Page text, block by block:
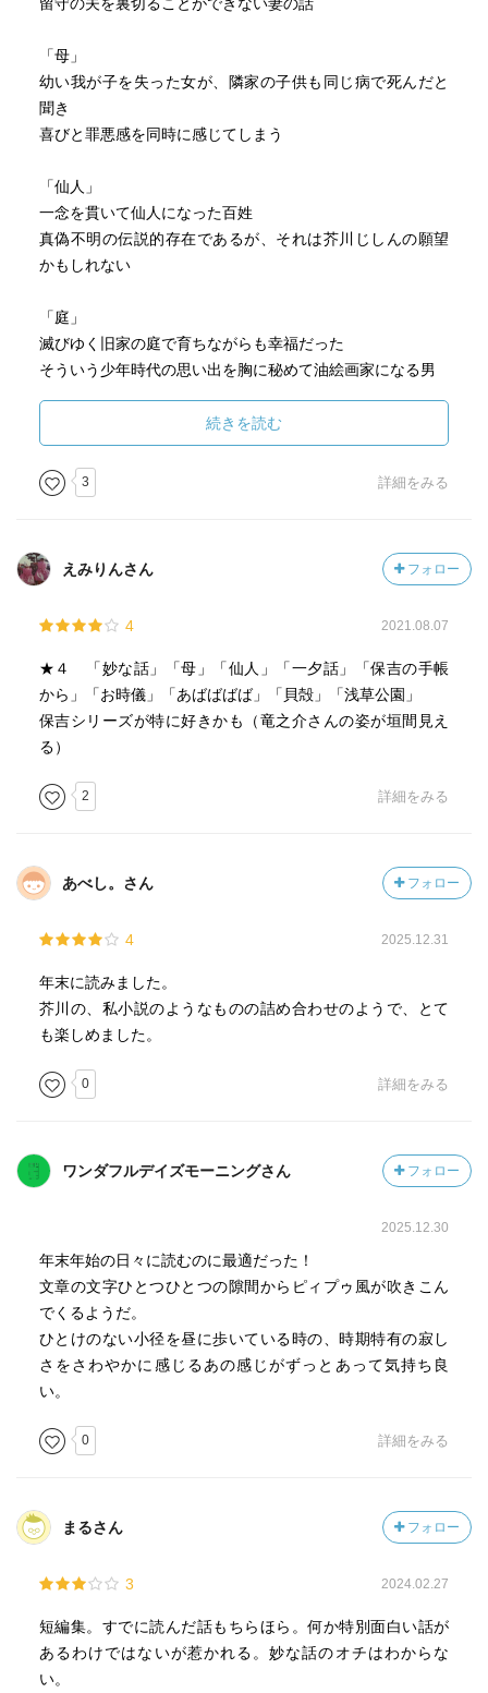
「母」
幼い我が子を失った女が、隣家の子供も同じ病で死んだと
聞き
喜びと罪悪感を同時に感じてしまう
「仙人」
一念を貫いて仙人になった百姓
真偽不明の伝説的存在であるが、それは芥川じしんの願望
かもしれない
「庭」
滅びゆく旧家の庭で育ちながらも幸福だった
そういう少年時代の思い出を胸に秘めて油絵画家になる男
教養のある男が、囲った芸者に教育を施すのだが
それはある意味、女の中身が気にくわないと言ってるよう
なものだった
「保吉の手帳から」
海軍学校に英語教師として勤める保吉は
時折、皮肉をぶつけてやりこめることもあった
芥川は鎌倉に住んでた頃、実際に海軍で英語教師をしてい
たのだが
まあ腹に一物あったんだろう
「お時儀」
なぜか大胆な行動にでてしまい、そんな自分に戸惑うのだ
った
「あばばばば」
保吉が行きつけの雑貨屋で、恥じらってばかりいた若いお
かみさんが
子供を産んだとたん、ふてぶてしいカカアになってしまう
「金将軍」
大陸侵攻のさい、小西行長は金応瑞に打ち取られたらしい
んでいく
東京の女学校で教育を受け、意識ばかり高くした小娘が
芥川龍之介の「六の宮の姫君」を大批判する
それを目にした作者は憤りつつも
彼女の境遇につい自らを重ねてしまう
「雪」
雪に覆われた山脈を見て女の肌を妄想する芥川であった
「詩集」
「ピアノ」
大震災の傷跡残る横浜で打ち捨てられたピアノがひとりで
「死後」
死んだはずの自分がなぜか生き返ったので
続きを読む
3 詳細をみる
えみりんさん フォロー
4 2021.08.07
★４ 「妙な話」「母」「仙人」「一夕話」「保吉の手帳
から」「お時儀」「あばばばば」「貝殻」「浅草公園」
保吉シリーズが特に好きかも（竜之介さんの姿が垣間見え
る）
2 詳細をみる
あべし。さん フォロー
4 2025.12.31
年末に読みました。
芥川の、私小説のようなものの詰め合わせのようで、とて
も楽しめました。
0 詳細をみる
ワンダフルデイズモーニングさん フォロー
2025.12.30
年末年始の日々に読むのに最適だった！
文章の文字ひとつひとつの隙間からピィプゥ風が吹きこん
でくるようだ。
ひとけのない小径を昼に歩いている時の、時期特有の寂し
さをさわやかに感じるあの感じがずっとあって気持ち良
い。
0 詳細をみる
まるさん フォロー
3 2024.02.27
短編集。すでに読んだ話もちらほら。何か特別面白い話が
あるわけではないが惹かれる。妙な話のオチはわからな
い。